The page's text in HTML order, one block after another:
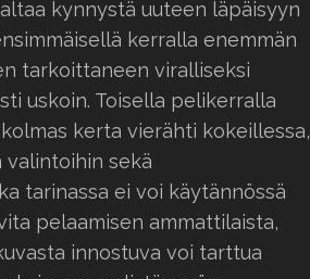
kynnystä uuteen läpäisyyn
kerralla enemmän
tarkoittaneen viralliseksi
uskoin. Toisella pelikerralla
kerta vierähti kokeillessa,
valintoihin sekä
tarinassa ei voi käytännössä
pelaamisen ammattilaista,
innostuva voi tarttua